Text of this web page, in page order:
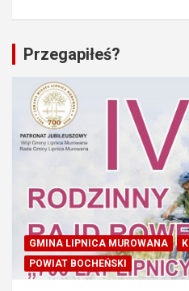
Przegapiłeś?
GMINA LIPNICA MUROWANA
POWIAT BOCHEŃSKI